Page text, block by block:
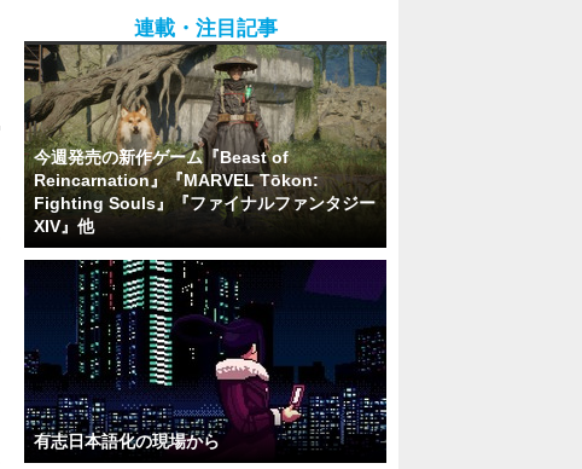
連載・注目記事
今週発売の新作ゲーム『Beast of
Reincarnation』『MARVEL Tōkon:
Fighting Souls』『ファイナルファンタジー
XIV』他
有志日本語化の現場から